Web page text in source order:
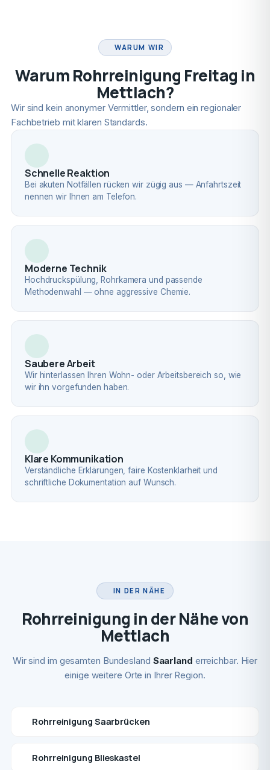
WARUM WIR
Warum Rohrreinigung Freitag in
Mettlach?
Wir sind kein anonymer Vermittler, sondern ein regionaler
Fachbetrieb mit klaren Standards.
Schnelle Reaktion
Bei akuten Notfällen rücken wir zügig aus — Anfahrtszeit
nennen wir Ihnen am Telefon.
Moderne Technik
Hochdruckspülung, Rohrkamera und passende
Methodenwahl — ohne aggressive Chemie.
Saubere Arbeit
Wir hinterlassen Ihren Wohn- oder Arbeitsbereich so, wie
wir ihn vorgefunden haben.
Klare Kommunikation
Verständliche Erklärungen, faire Kostenklarheit und
schriftliche Dokumentation auf Wunsch.
IN DER NÄHE
Rohrreinigung in der Nähe von
Mettlach
Wir sind im gesamten Bundesland Saarland erreichbar. Hier
einige weitere Orte in Ihrer Region.
Rohrreinigung Saarbrücken
Rohrreinigung Blieskastel